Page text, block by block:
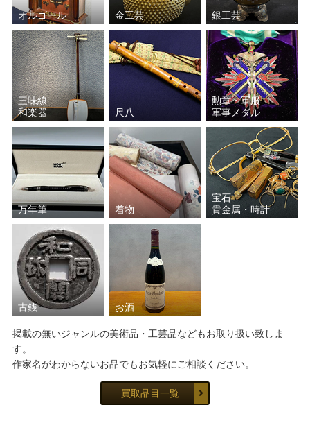
オルゴール 金工芸 銀工芸
三味線
和楽器
尺八
勲章・軍服
軍事メダル
万年筆 着物
宝石
貴金属・時計
古銭 お酒
掲載の無いジャンルの美術品・工芸品などもお取り扱い致しま
す。
作家名がわからないお品でもお気軽にご相談ください。
買取品目一覧